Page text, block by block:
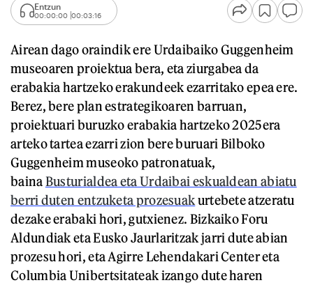
Entzun
00:00:00 00:03:16
Airean dago oraindik ere Urdaibaiko Guggenheim
museoaren proiektua bera, eta ziurgabea da
erabakia hartzeko erakundeek ezarritako epea ere.
Berez, bere plan estrategikoaren barruan,
proiektuari buruzko erabakia hartzeko 2025era
arteko tartea ezarri zion bere buruari Bilboko
Guggenheim museoko patronatuak,
bainaBusturialdea eta Urdaibai eskualdean abiatu
berri duten entzuketa prozesuakurtebete atzeratu
dezake erabaki hori, gutxienez. Bizkaiko Foru
Aldundiak eta Eusko Jaurlaritzak jarri dute abian
prozesu hori, eta Agirre Lehendakari Center eta
Columbia Unibertsitateak izango dute haren